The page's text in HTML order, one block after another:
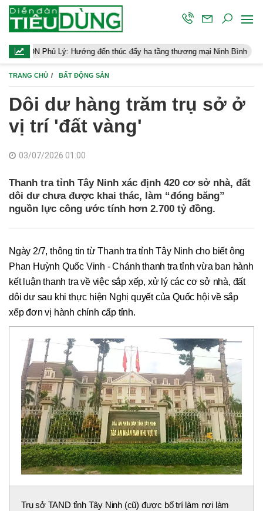
Hướng đến thúc đẩy hạ tầng thương mại Ninh Bình Điều hành
TRANG CHỦ BẤT ĐỘNG SẢN
Dôi dư hàng trăm trụ sở ở
vị trí 'đất vàng'
03/07/2026 01:00
Thanh tra tỉnh Tây Ninh xác định 420 cơ sở nhà, đất
dôi dư chưa được khai thác, làm “đóng băng”
nguồn lực công ước tính hơn 2.700 tỷ đồng.
Ngày 2/7, thông tin từ Thanh tra tỉnh Tây Ninh cho biết ông
Phan Huỳnh Quốc Vinh - Chánh thanh tra tỉnh vừa ban hành
kết luận thanh tra về việc sắp xếp, xử lý các cơ sở nhà, đất
dôi dư sau khi thực hiện Nghị quyết của Quốc hội về sắp
xếp đơn vị hành chính cấp tỉnh.
Trụ sở TAND tỉnh Tây Ninh (cũ) được bố trí làm nơi làm